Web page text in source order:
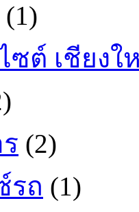
(1)
ซต์ เชียงใ
(2)
รถ (1)